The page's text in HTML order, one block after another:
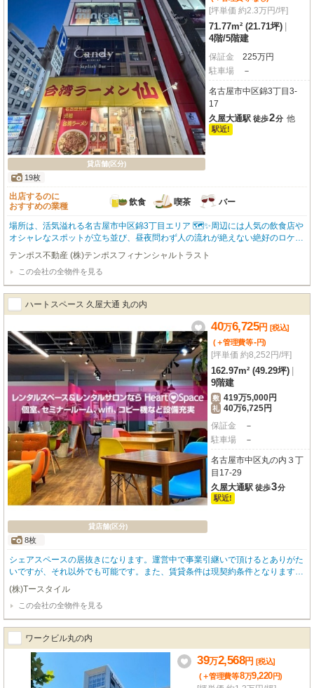
貸店舗(区分)
19枚
[坪単価 約2.3万円/坪]
71.77m² (21.71坪)
4階/5階建
保証金 225万円
駐車場
－
名古屋市中区錦3丁目3-
17
久屋大通駅 徒歩2分 他
駅近!
出店するのに
おすすめの業種
飲食 喫茶 バー
場所は、活気溢れる名古屋市中区錦3丁目エリア 🗺️✨周辺には人気の飲食店や
オシャレなスポットが立ち並び、昼夜問わず人の流れが絶えない絶好のロケー
ションです。視認性＆アクセス抜群伊勢町通近く、周辺には「鳥ぶら名古屋錦
本店」さんなど賑わいのあるエリアなので、新規のお客様へのアピールもバッ
チリです 🚶‍♀️💨2009年築の綺麗なビル洗練された外観と綺麗な共用部で、お招
きするお客様にも「素敵なお店！」と第一印象から喜んでいただけるはずで
す。新しい一歩を、この素敵な空間から始めてみませんか？みなさまからのお
問い合わせを、心よりお待ちしております 🤝✨
テンポス不動産 (株)テンポスフィナンシャルトラスト
この会社の全物件を見る
ハートスペース 久屋大通 丸の内
貸店舗(区分)
8枚
40万6,725円 [税込]
(＋管理費等-円)
[坪単価 約8,252円/坪]
162.97m² (49.29坪)
9階建
敷 419万5,000円
礼 40万6,725円
保証金
－
駐車場
－
名古屋市中区丸の内３丁
目17-29
久屋大通駅 徒歩3分
駅近!
シェアスペースの居抜きになります。運営中で事業引継いで頂けるとありがた
いですが、それ以外でも可能です。また、賃貸条件は現契約条件となりますの
で変更となる場合もあります。
(株)Tースタイル
この会社の全物件を見る
ワークビル丸の内
39万2,568円 [税込]
(＋管理費等8万9,220円)